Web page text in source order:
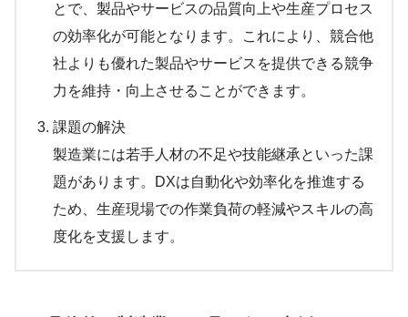
とで、製品やサービスの品質向上や生産プロセス
の効率化が可能となります。これにより、競合他
社よりも優れた製品やサービスを提供できる競争
力を維持・向上させることができます。
課題の解決
製造業には若手人材の不足や技能継承といった課
題があります。DXは自動化や効率化を推進する
ため、生産現場での作業負荷の軽減やスキルの高
度化を支援します。